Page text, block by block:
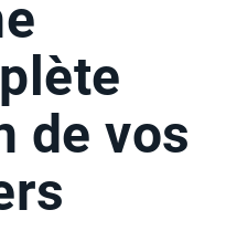
de vos